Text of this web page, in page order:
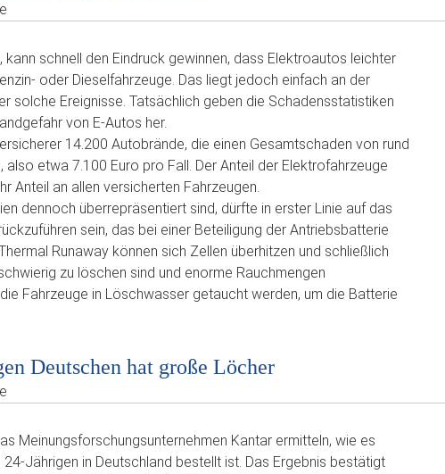
schnell den Eindruck gewinnen, dass Elektroautos leichter
oder Dieselfahrzeuge. Das liegt jedoch einfach an der
solche Ereignisse. Tatsächlich geben die Schadensstatistiken
von E-Autos her.
14.200 Autobrände, die einen Gesamtschaden von rund
also etwa 7.100 Euro pro Fall. Der Anteil der Elektrofahrzeuge
Anteil an allen versicherten Fahrzeugen.
dennoch überrepräsentiert sind, dürfte in erster Linie auf das
sein, das bei einer Beteiligung der Antriebsbatterie
Runaway können sich Zellen überhitzen und schließlich
zu löschen sind und enorme Rauchmengen
Fahrzeuge in Löschwasser getaucht werden, um die Batterie
Deutschen hat große Löcher
Meinungsforschungsunternehmen Kantar ermitteln, wie es
Jährigen in Deutschland bestellt ist. Das Ergebnis bestätigt